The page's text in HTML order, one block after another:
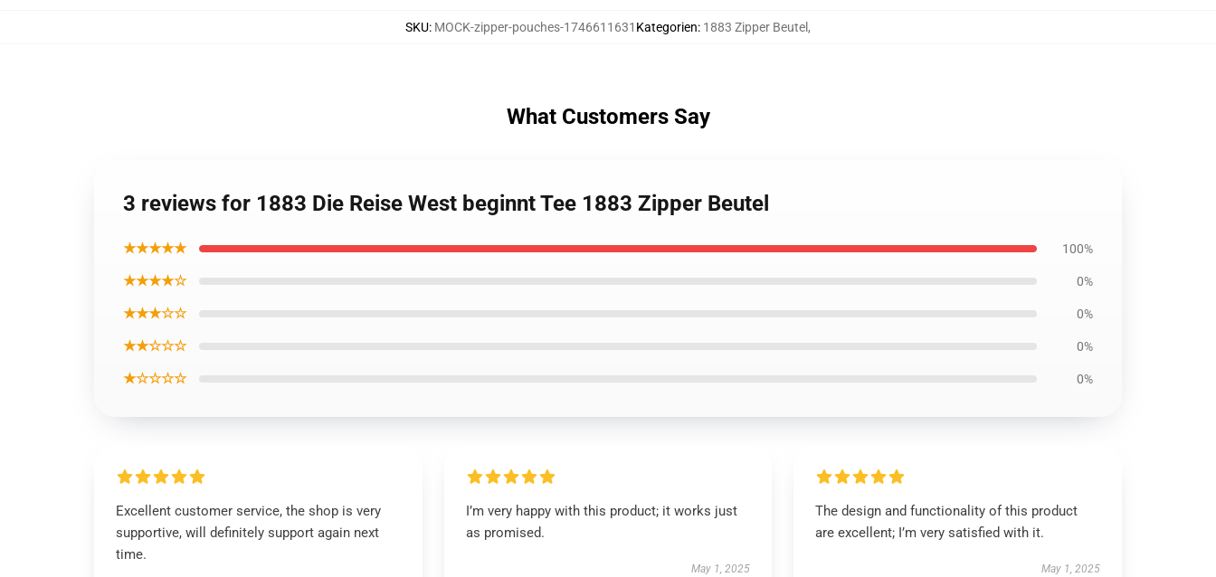
SKU: MOCK-zipper-pouches-1746611631 Kategorien: 1883 Zipper Beutel ,
What Customers Say
3 reviews for 1883 Die Reise West beginnt Tee 1883 Zipper Beutel
★★★★★ 100%
★★★★☆ 0%
★★★☆☆ 0%
★★☆☆☆ 0%
★☆☆☆☆ 0%
Excellent customer service, the shop is very
supportive, will definitely support again next
time.
I’m very happy with this product; it works just
as promised.
May 1, 2025
The design and functionality of this product
are excellent; I’m very satisfied with it.
May 1, 2025